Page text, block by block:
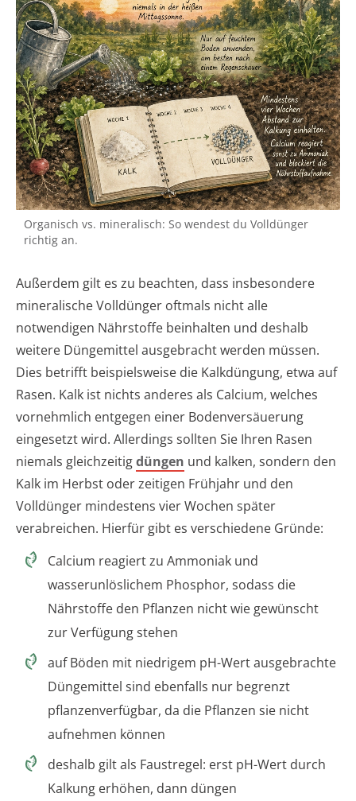
Organisch vs. mineralisch: So wendest du Volldünger
richtig an.
Außerdem gilt es zu beachten, dass insbesondere
mineralische Volldünger oftmals nicht alle
notwendigen Nährstoffe beinhalten und deshalb
weitere Düngemittel ausgebracht werden müssen.
Dies betrifft beispielsweise die Kalkdüngung, etwa auf
Rasen. Kalk ist nichts anderes als Calcium, welches
vornehmlich entgegen einer Bodenversäuerung
eingesetzt wird. Allerdings sollten Sie Ihren Rasen
niemals gleichzeitigdüngen und kalken, sondern den
Kalk im Herbst oder zeitigen Frühjahr und den
Volldünger mindestens vier Wochen später
verabreichen. Hierfür gibt es verschiedene Gründe:
Calcium reagiert zu Ammoniak und
wasserunlöslichem Phosphor, sodass die
Nährstoffe den Pflanzen nicht wie gewünscht
zur Verfügung stehen
auf Böden mit niedrigem pH-Wert ausgebrachte
Düngemittel sind ebenfalls nur begrenzt
pflanzenverfügbar, da die Pflanzen sie nicht
aufnehmen können
deshalb gilt als Faustregel: erst pH-Wert durch
Kalkung erhöhen, dann düngen